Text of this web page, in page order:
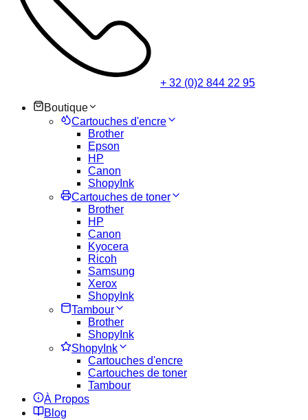
+ 32 (0)2 844 22 95
Boutique
Cartouches d'encre
Brother
Epson
HP
Canon
ShopyInk
Cartouches de toner
Brother
HP
Canon
Kyocera
Ricoh
Samsung
Xerox
ShopyInk
Tambour
Brother
ShopyInk
ShopyInk
Cartouches d'encre
Cartouches de toner
Tambour
À Propos
Blog